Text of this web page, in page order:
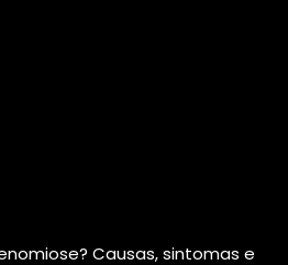
Causas, sintomas e